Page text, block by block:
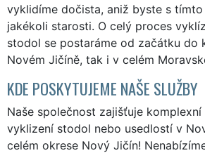
vyklidíme dočista, aniž byste s
jakékoli starosti. O celý proces
stodol se postaráme od začátku do
Novém Jičíně, tak i v celém
KDE POSKYTUJEME NAŠE SLUŽBY
Naše společnost zajišťuje
vyklizení stodol nebo usedlostí v
celém okrese Nový Jičín!